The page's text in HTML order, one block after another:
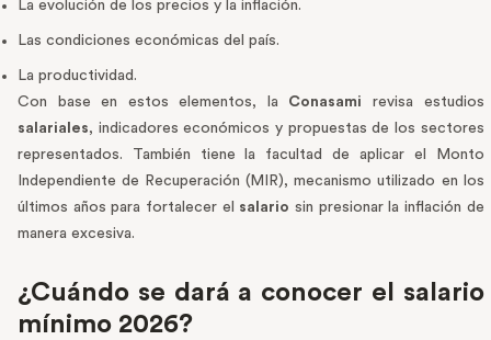
La evolución de los precios y la inflación.
Las condiciones económicas del país.
La productividad.
Con base en estos elementos, la Conasami
revisa estudios
salariales, indicadores económicos y propuestas de los sectores
representados. También tiene la facultad de aplicar el Monto
Independiente de Recuperación (MIR), mecanismo utilizado en los
últimos años para fortalecer el salario sin presionar la inflación de
manera excesiva.
¿Cuándo se dará a conocer el salario
mínimo 2026?